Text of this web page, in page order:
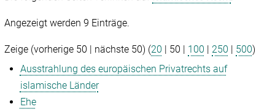
Angezeigt werden 9 Einträge.
Zeige (vorherige 50 nächste 50) (20 50 100 250 500)
Ausstrahlung des europäischen Privatrechts auf
islamische Länder
Ehe